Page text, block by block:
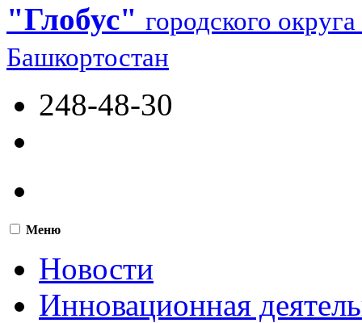
"Глобус" городского
Башкортостан
248-48-30
Меню
Новости
Инновационная